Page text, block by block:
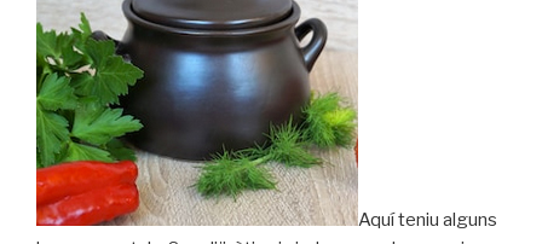
Aquí teniu alguns